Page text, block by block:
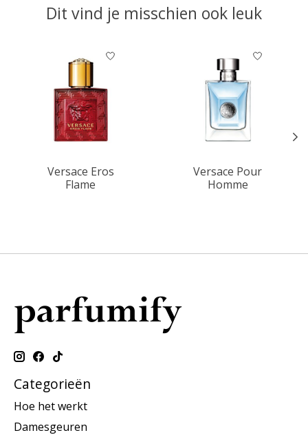
Dit vind je misschien ook leuk
Items van productcarrousel
Versace Eros
Flame
Versace Pour
Homme
Categorieën
Hoe het werkt
Damesgeuren